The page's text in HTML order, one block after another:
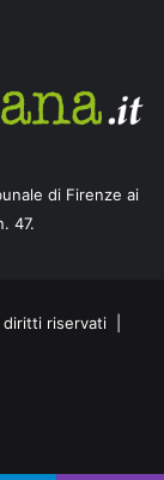
di Firenze ai
47.
diritti riservati |